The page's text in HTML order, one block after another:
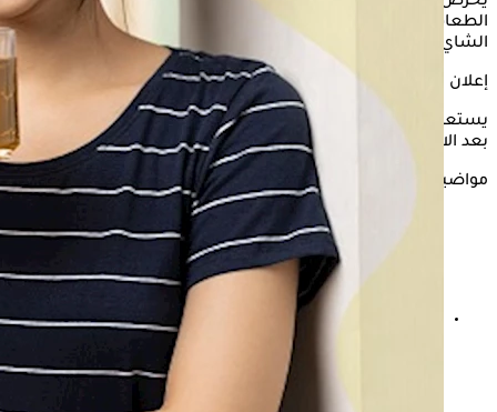
الطعام في
المبارك، لاعتقادهم أنه أكثر أمانًا من
الشاي الأحمر على صحة الجسم، فهل هذا صحيح؟
إعلان
يستعرض "الكونسلتو" في التقرير التالي، تأثير شرب الشاي الأخضر
بعد الاكل في رمضان، وفقًا لموقع "Times of india".
مواضيع ذات صلة
هل الشاي الأخضر له أضرار على الكلى؟- إليك الإجابة